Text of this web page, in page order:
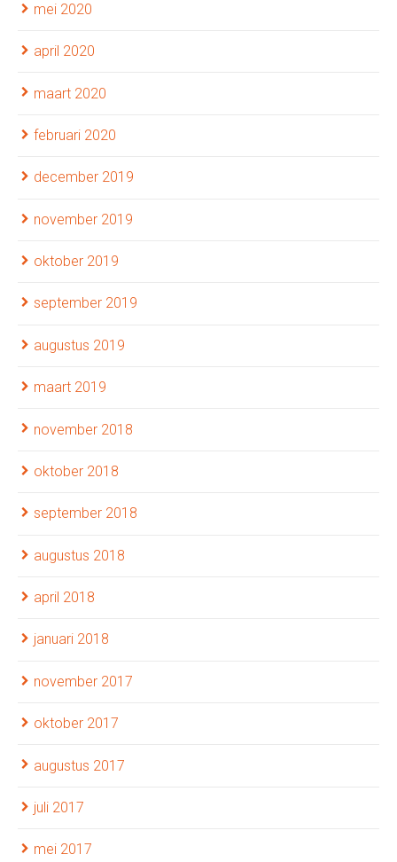
mei 2020
april 2020
maart 2020
februari 2020
december 2019
november 2019
oktober 2019
september 2019
augustus 2019
maart 2019
november 2018
oktober 2018
september 2018
augustus 2018
april 2018
januari 2018
november 2017
oktober 2017
augustus 2017
juli 2017
mei 2017